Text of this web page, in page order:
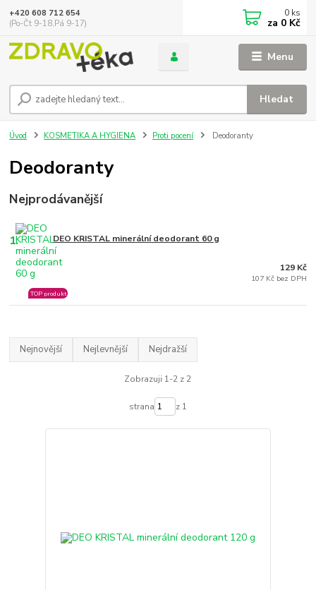
Menu
Hledat
+420 608 712 654
(Po-Čt 9-18,Pá 9-17)
0 ks
za 0 Kč
Úvod KOSMETIKA A HYGIENA Proti pocení Deodoranty
Deodoranty
Nejprodávanější
1. DEO KRISTAL minerální deodorant 60 g
TOP produkt
129 Kč
107 Kč bez DPH
Nejnovější Nejlevnější Nejdražší
Zobrazuji 1-2 z 2
strana z 1